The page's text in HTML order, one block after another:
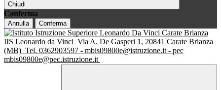
Chiudi
Conferma
Annulla Conferma
IIS Leonardo da Vinci Via A. De Gasperi 1, 20841 Carate Brianza
(MB) Tel. 0362903597 - mbis09800e@istruzione.it - pec
mbis09800e@pec.istruzione.it